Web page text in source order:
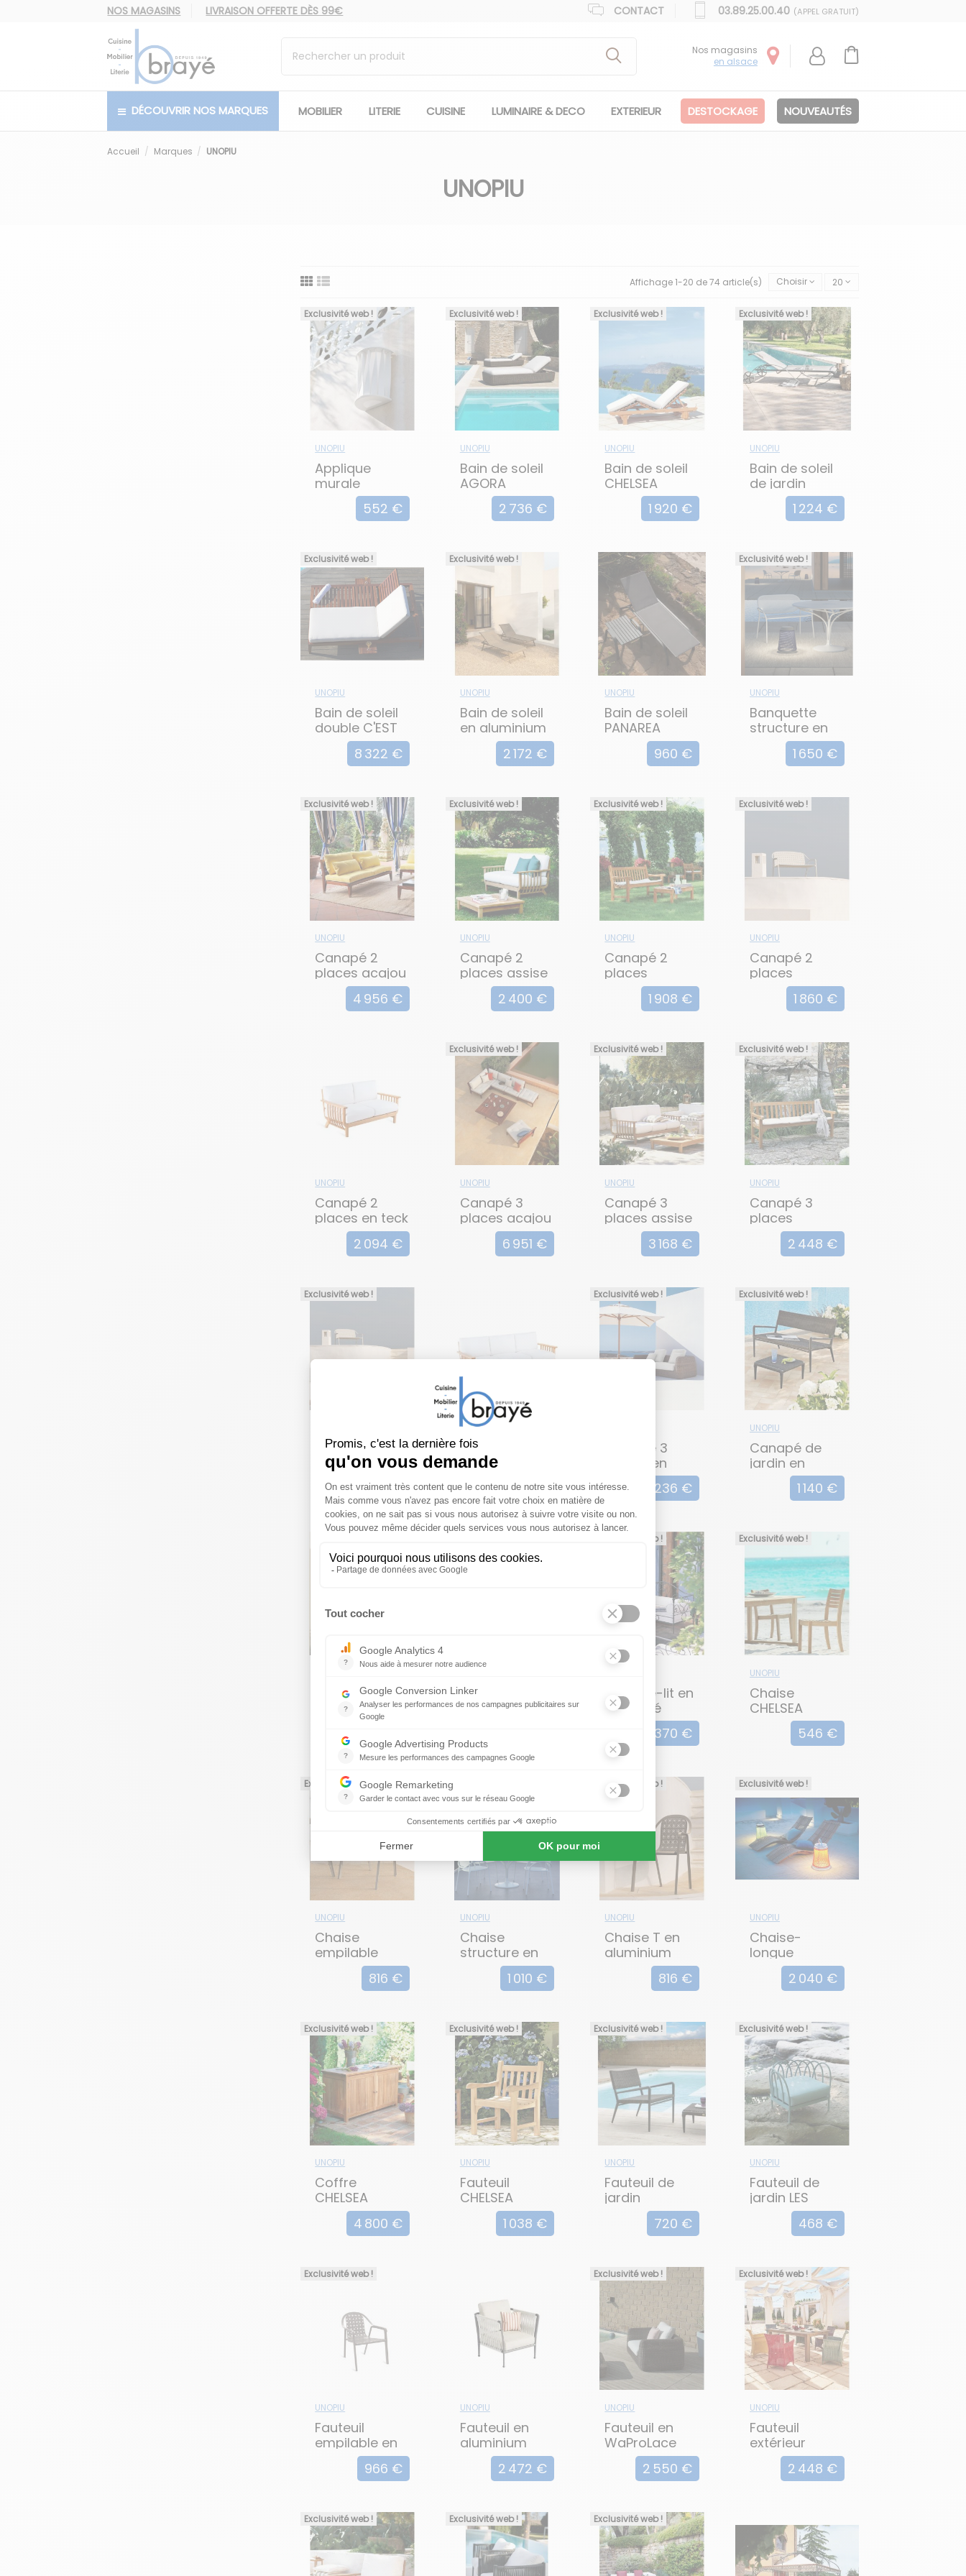
NOS MAGASINS LIVRAISON OFFERTE DÈS 99€ CONTACT 03.89.25.00.40 (APPEL GRATUIT)
Nos magasins
en alsace
DÉCOUVRIR NOS MARQUES MOBILIER LITERIE CUISINE LUMINAIRE & DECO EXTERIEUR DESTOCKAGE NOUVEAUTÉS
Accueil Marques UNOPIU
UNOPIU
Affichage 1-20 de 74 article(s) Choisir 20
Exclusivité web !
UNOPIU
Applique
murale
extérieure en
aluminium552 €
Exclusivité web !
UNOPIU
Bain de soleil
AGORA
2 736 €
Exclusivité web !
UNOPIU
Bain de soleil
CHELSEA
1 920 €
Exclusivité web !
UNOPIU
Bain de soleil
de jardin
AURORA
1 224 €
Exclusivité web !
UNOPIU
Bain de soleil
double C'EST
LA VIE
8 322 €
Exclusivité web !
UNOPIU
Bain de soleil
en aluminium
2 172 €
UNOPIU
Bain de soleil
PANAREA
960 €
Exclusivité web !
UNOPIU
Banquette
structure en
aluminium LES
1 650 €
Exclusivité web !
UNOPIU
Canapé 2
places acajou
C'EST LA VIE
4 956 €
Exclusivité web !
UNOPIU
Canapé 2
places assise
basse
CHELSEA2 400 €
Exclusivité web !
UNOPIU
Canapé 2
places
CHELSEA
1 908 €
Exclusivité web !
UNOPIU
Canapé 2
places
empilable en
aluminium1 860 €
UNOPIU
Canapé 2
places en teck
2 094 €
Exclusivité web !
UNOPIU
Canapé 3
places acajou
C'EST LA VIE
6 951 €
Exclusivité web !
UNOPIU
Canapé 3
places assise
basse
CHELSEA3 168 €
Exclusivité web !
UNOPIU
Canapé 3
places
CHELSEA
2 448 €
Exclusivité web !
Canapé 3
places en
TLINE 2 598 €
UNOPIU
Canapé 3
places en teck
2 556 €
Exclusivité web !
Canapé 3
places en
WaProLace
AGORA 4 236 €
Exclusivité web !
UNOPIU
Canapé de
jardin en
WaProLace
EXPERIENCE
1 140 €
Canapé en
aluminium
Canapé
extérieur LUCE
Exclusivité web !
Canapé-lit en
fer forgé
graphite
AURORA2 370 €
Exclusivité web !
UNOPIU
Chaise
CHELSEA
546 €
Exclusivité web !
UNOPIU
Chaise
empilable
816 €
Exclusivité web !
UNOPIU
Chaise
structure en
aluminium LES
1 010 €
Exclusivité web !
UNOPIU
Chaise T en
aluminium
816 €
Exclusivité web !
UNOPIU
Chaise-
longue
empilable en
teck SWING
2 040 €
Exclusivité web !
UNOPIU
Coffre
CHELSEA
4 800 €
Exclusivité web !
UNOPIU
Fauteuil
CHELSEA
1 038 €
Exclusivité web !
UNOPIU
Fauteuil de
jardin
EXPERIENCE
720 €
Exclusivité web !
UNOPIU
Fauteuil de
jardin LES
468 €
Exclusivité web !
UNOPIU
Fauteuil
empilable en
aluminium
966 €
UNOPIU
Fauteuil en
aluminium
TREBLE
2 472 €
Exclusivité web !
UNOPIU
Fauteuil en
WaProLace
AGORA
2 550 €
Exclusivité web !
UNOPIU
Fauteuil
extérieur
CAPRI - Lot de
2 448 €
Exclusivité web ! Exclusivité web ! Exclusivité web !